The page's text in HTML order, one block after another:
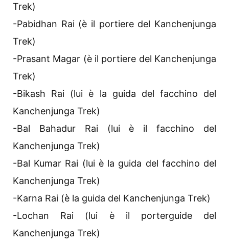
Trek)
-Pabidhan Rai (è il portiere del Kanchenjunga
Trek)
-Prasant Magar (è il portiere del Kanchenjunga
Trek)
-Bikash Rai (lui è la guida del facchino del
Kanchenjunga Trek)
-Bal Bahadur Rai (lui è il facchino del
Kanchenjunga Trek)
-Bal Kumar Rai (lui è la guida del facchino del
Kanchenjunga Trek)
-Karna Rai (è la guida del Kanchenjunga Trek)
-Lochan Rai (lui è il porterguide del
Kanchenjunga Trek)